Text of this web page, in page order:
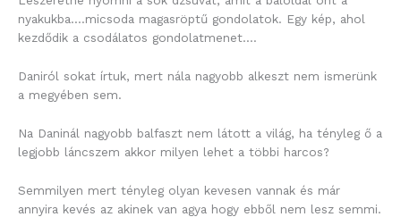
nyakukba….micsoda magasröptű gondolatok. Egy kép, ahol
kezdődik a csodálatos gondolatmenet….
Daniról sokat írtuk, mert nála nagyobb alkeszt nem ismerünk
a megyében sem.
Na Daninál nagyobb balfaszt nem látott a világ, ha tényleg ő a
legjobb láncszem akkor milyen lehet a többi harcos?
Semmilyen mert tényleg olyan kevesen vannak és már
annyira kevés az akinek van agya hogy ebből nem lesz semmi.